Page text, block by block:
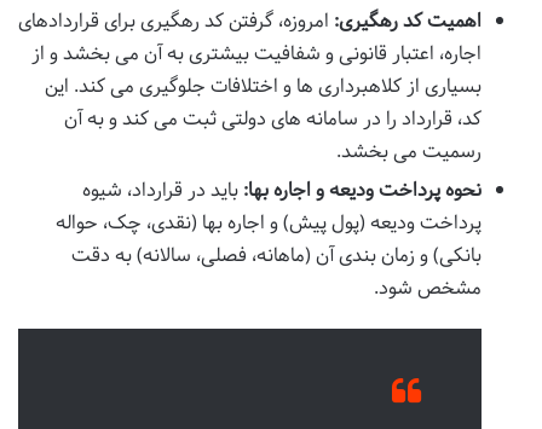
اهمیت کد رهگیری: امروزه، گرفتن کد رهگیری برای قراردادهای
اجاره، اعتبار قانونی و شفافیت بیشتری به آن می بخشد و از
بسیاری از کلاهبرداری ها و اختلافات جلوگیری می کند. این
کد، قرارداد را در سامانه های دولتی ثبت می کند و به آن
رسمیت می بخشد.
نحوه پرداخت ودیعه و اجاره بها: باید در قرارداد، شیوه
پرداخت ودیعه (پول پیش) و اجاره بها (نقدی، چک، حواله
بانکی) و زمان بندی آن (ماهانه، فصلی، سالانه) به دقت
مشخص شود.